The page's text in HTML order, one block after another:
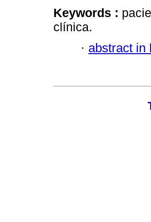
Keywords :
clínica.
· abstract in